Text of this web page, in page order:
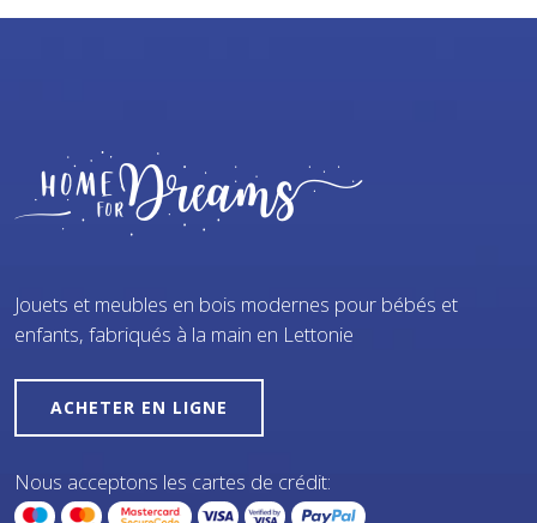
Jouets et meubles en bois modernes pour bébés et
enfants, fabriqués à la main en Lettonie
ACHETER EN LIGNE
Nous acceptons les cartes de crédit: